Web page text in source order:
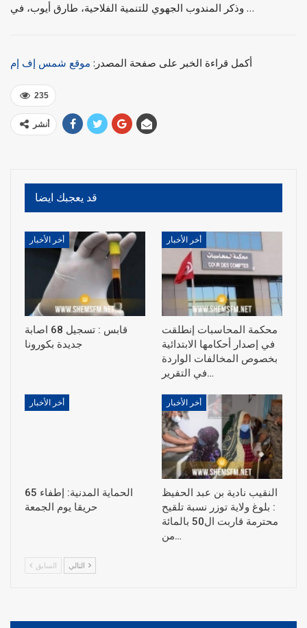
وذكر المندوب الجهوي للتنمية الفلاحية، طارق أيوب، في …
أكمل قراءة الخبر على صفحة المصدر: موقع شمس إف إم
235
أنشر
قد يعجبك ايضا
أخر الأخبار
قابس : تسجيل 68 اصابة
جديدة بكورونا
أخر الأخبار
محكمة المحاسبات إنطلقت
في إصدار أحكامها الابتدائية
بخصوص المخالفات الواردة
في التقرير…
أخر الأخبار
الحماية المدنية: إطفاء 65
حريقا يوم الجمعة
أخر الأخبار
النقيب نادية بن عبد الحفيظ
: بلوغ ولاية توزر نسبة تلقيح
محترمة قاربت ال50 بالمائة
من…
السابق